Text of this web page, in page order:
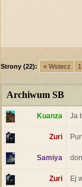
Strony (22): « Wstecz 1
Archiwum SB
Kuanza Ja
Zuri
Samiya
Zuri Ej